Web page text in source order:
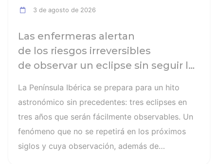
3 de agosto de 2026
Las enfermeras alertan
de los riesgos irreversibles
de observar un eclipse sin seguir las
solar es el mayor de los peligros
La Península Ibérica se prepara para un hito
astronómico sin precedentes: tres eclipses en
tres años que serán fácilmente observables. Un
fenómeno que no se repetirá en los próximos
siglos y cuya observación, además de